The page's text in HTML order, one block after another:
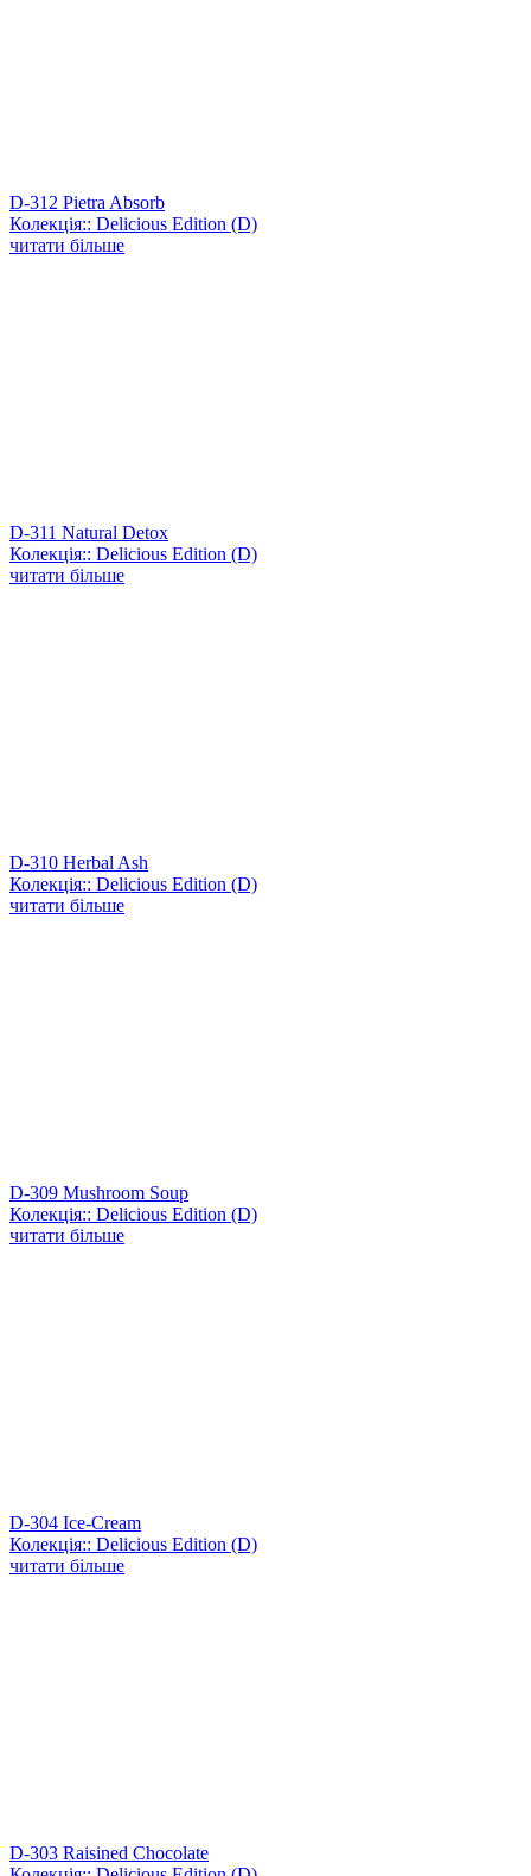
D-312 Pietra Absorb
Колекція:: Delicious Edition (D)
читати більше
D-311 Natural Detox
Колекція:: Delicious Edition (D)
читати більше
D-310 Herbal Ash
Колекція:: Delicious Edition (D)
читати більше
D-309 Mushroom Soup
Колекція:: Delicious Edition (D)
читати більше
D-304 Ice-Cream
Колекція:: Delicious Edition (D)
читати більше
D-303 Raisined Chocolate